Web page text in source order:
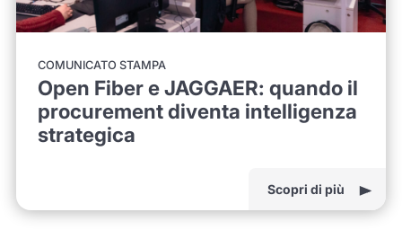
COMUNICATO STAMPA
Open Fiber e JAGGAER: quando il
procurement diventa intelligenza
strategica
Scopri di più